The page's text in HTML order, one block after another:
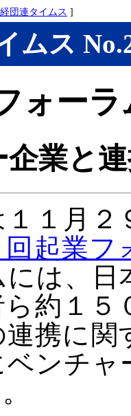
団連タイムス ]
ムス
ォーラ
企業と
１１月
回起業
は、日
約１
携に
ンチ